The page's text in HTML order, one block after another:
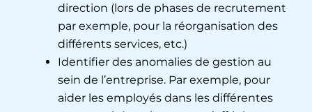
direction (lors de phases de recrutement
par exemple, pour la réorganisation des
différents services, etc.)
Identifier des anomalies de gestion au
sein de l’entreprise. Par exemple, pour
aider les employés dans les différentes